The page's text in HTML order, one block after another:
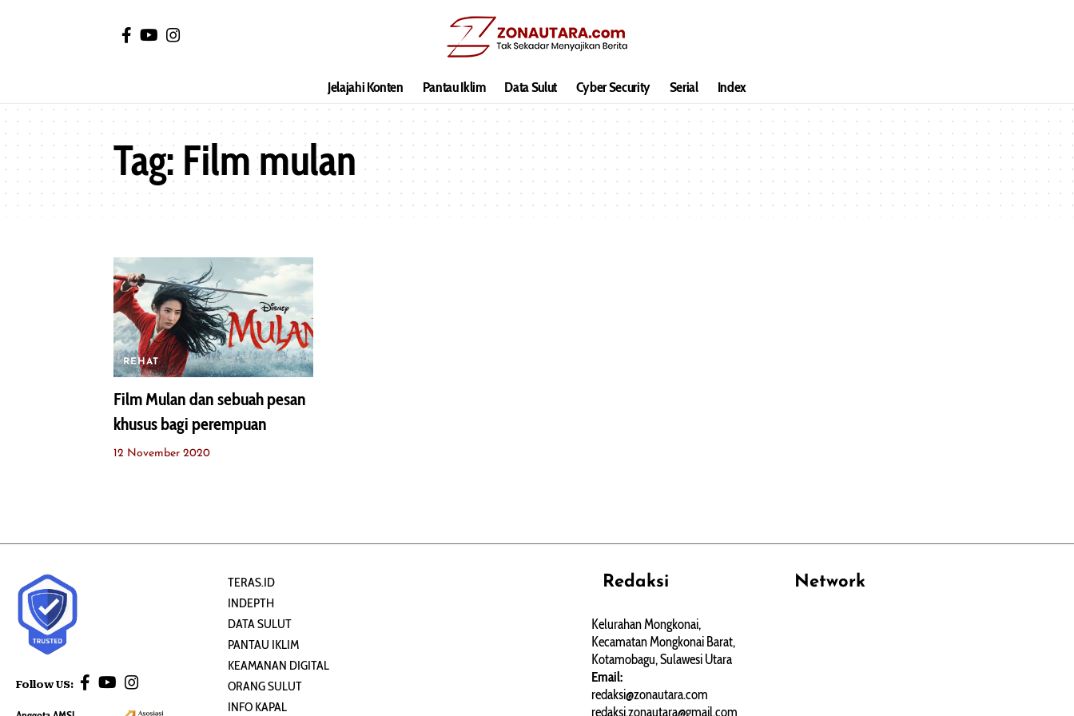
Jelajahi Konten Pantau Iklim Data Sulut Cyber Security Serial Index
Tag: Film mulan
REHAT
Film Mulan dan sebuah pesan
khusus bagi perempuan
12 November 2020
Follow US:
TERAS.ID
INDEPTH
DATA SULUT
PANTAU IKLIM
KEAMANAN DIGITAL
ORANG SULUT
INFO KAPAL
Redaksi
Kelurahan Mongkonai,
Kecamatan Mongkonai Barat,
Kotamobagu, Sulawesi Utara
Email:
redaksi@zonautara.com
redaksi.zonautara@gmail.com
Network